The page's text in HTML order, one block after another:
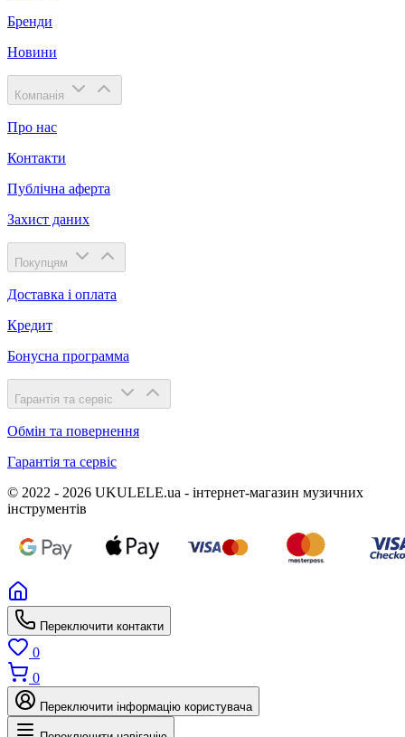
Бренди
Новини
Компанія
Про нас
Контакти
Публічна аферта
Захист даних
Покупцям
Доставка і оплата
Кредит
Бонусна программа
Гарантія та сервіс
Обмін та повернення
Гарантія та сервіс
© 2022 - 2026 UKULELE.ua - інтернет-магазин музичних
інструментів
Переключити контакти
0
0
Переключити інформацію користувача